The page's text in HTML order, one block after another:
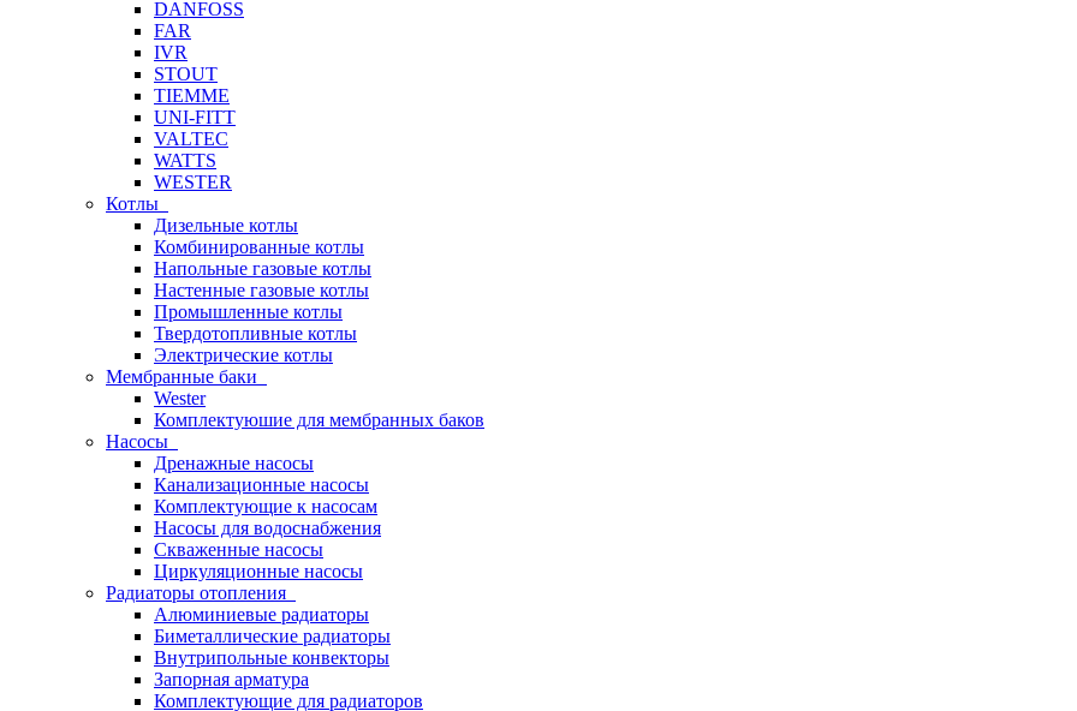
DANFOSS
FAR
IVR
STOUT
TIEMME
UNI-FITT
VALTEC
WATTS
WESTER
Котлы
Дизельные котлы
Комбинированные котлы
Напольные газовые котлы
Настенные газовые котлы
Промышленные котлы
Твердотопливные котлы
Электрические котлы
Мембранные баки
Wester
Комплектуюшие для мембранных баков
Насосы
Дренажные насосы
Канализационные насосы
Комплектующие к насосам
Насосы для водоснабжения
Скваженные насосы
Циркуляционные насосы
Радиаторы отопления
Алюминиевые радиаторы
Биметаллические радиаторы
Внутрипольные конвекторы
Запорная арматура
Комплектующие для радиаторов